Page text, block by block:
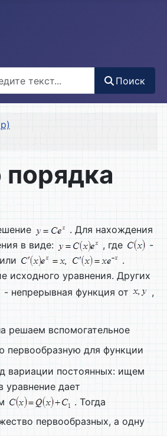
Поиск
. Для нахождения
в виде: , где
-
или
.
исходного уравнения. Других
- непрерывная функция от
,
решаем вспомогательное
первообразную для функции
вариации постоянных: ищем
уравнение дает
. Тогда
первообразных, а одну